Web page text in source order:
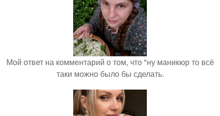
Мой ответ на комментарий о том, что "ну маникюр то всё
таки можно было бы сделать.